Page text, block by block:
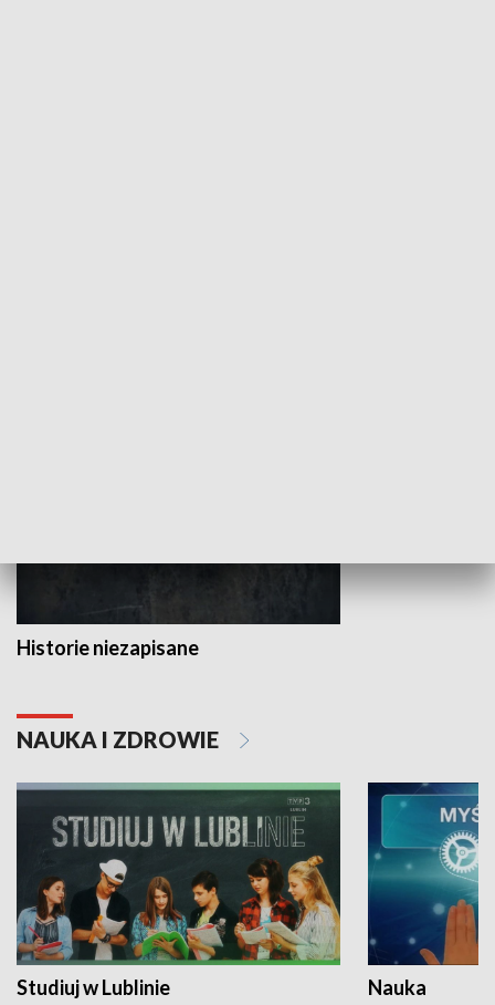
Historie niezapisane
NAUKA I ZDROWIE
Studiuj w Lublinie Nauka